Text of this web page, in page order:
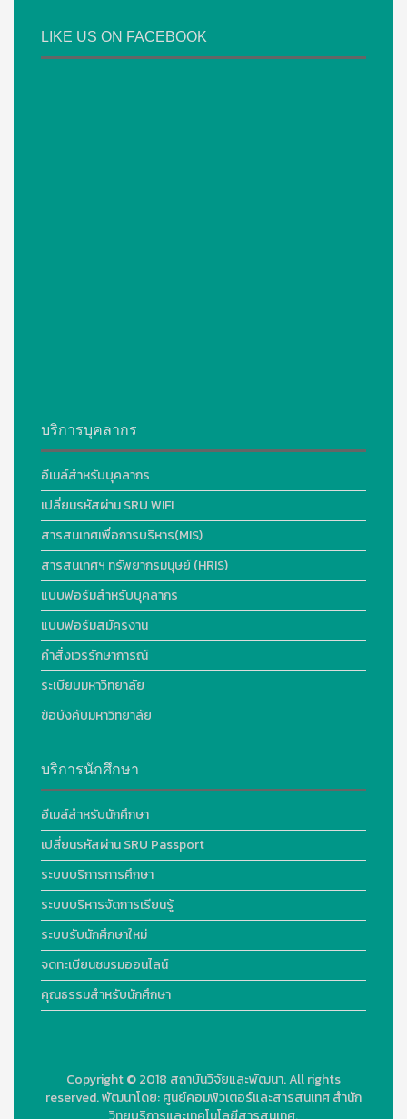
LIKE US ON FACEBOOK
บริการบุคลากร
อีเมล์สำหรับบุคลากร
เปลี่ยนรหัสผ่าน SRU WIFI
สารสนเทศเพื่อการบริหาร(MIS)
สารสนเทศฯ ทรัพยากรมนุษย์ (HRIS)
แบบฟอร์มสำหรับบุคลากร
แบบฟอร์มสมัครงาน
คำสั่งเวรรักษาการณ์
ระเบียบมหาวิทยาลัย
ข้อบังคับมหาวิทยาลัย
บริการนักศึกษา
อีเมล์สำหรับนักศึกษา
เปลี่ยนรหัสผ่าน SRU Passport
ระบบบริการการศึกษา
ระบบบริหารจัดการเรียนรู้
ระบบรับนักศึกษาใหม่
จดทะเบียนชมรมออนไลน์
คุณธรรมสำหรับนักศึกษา
Copyright © 2018 สถาบันวิจัยและพัฒนา. All rights
reserved.พัฒนาโดย:ศูนย์คอมพิวเตอร์และสารสนเทศ สำนัก